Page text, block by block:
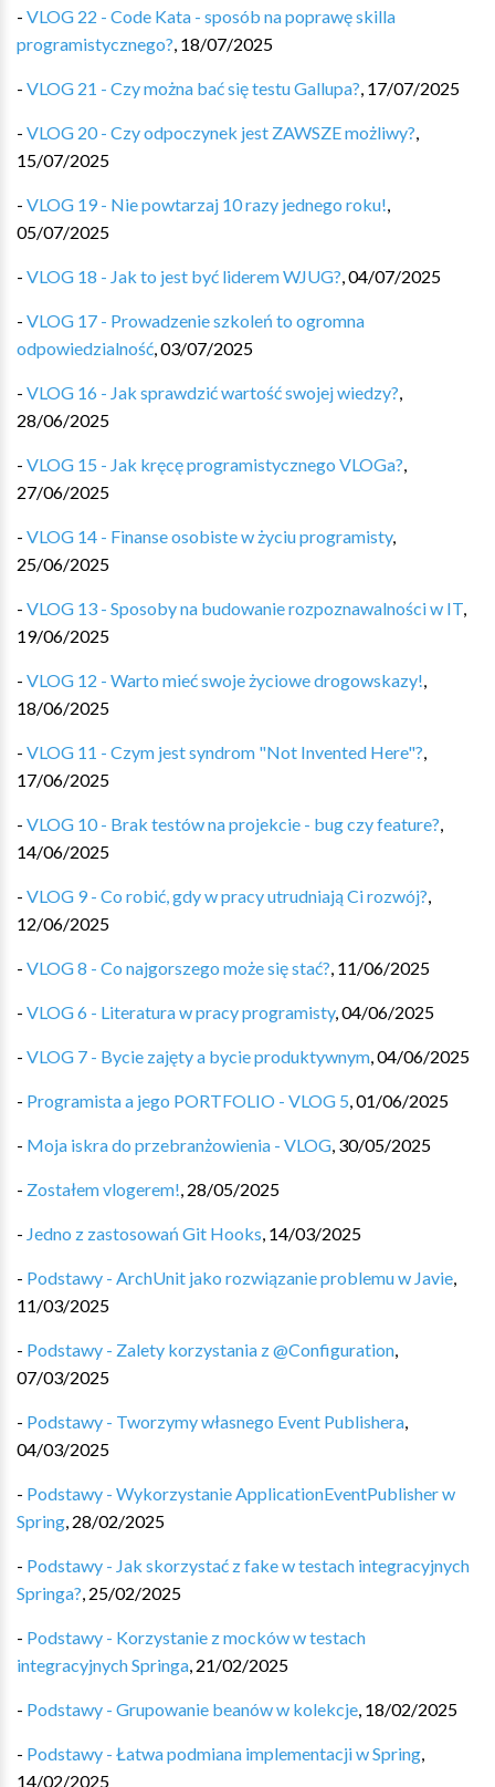
- VLOG 22 - Code Kata - sposób na poprawę skilla
programistycznego?, 18/07/2025
- VLOG 21 - Czy można bać się testu Gallupa?, 17/07/2025
- VLOG 20 - Czy odpoczynek jest ZAWSZE możliwy?,
15/07/2025
- VLOG 19 - Nie powtarzaj 10 razy jednego roku!,
05/07/2025
- VLOG 18 - Jak to jest być liderem WJUG?,04/07/2025
- VLOG 17 - Prowadzenie szkoleń to ogromna
odpowiedzialność,03/07/2025
- VLOG 16 - Jak sprawdzić wartość swojej wiedzy?,
28/06/2025
- VLOG 15 - Jak kręcę programistycznego VLOGa?,
27/06/2025
- VLOG 14 - Finanse osobiste w życiu programisty,
25/06/2025
- VLOG 13 - Sposoby na budowanie rozpoznawalności w IT,
19/06/2025
- VLOG 12 - Warto mieć swoje życiowe drogowskazy!,
18/06/2025
- VLOG 11 - Czym jest syndrom "Not Invented Here"?,
17/06/2025
- VLOG 10 - Brak testów na projekcie - bug czy feature?,
14/06/2025
- VLOG 9 - Co robić, gdy w pracy utrudniają Ci rozwój?,
12/06/2025
- VLOG 8 - Co najgorszego może się stać?, 11/06/2025
- VLOG 6 - Literatura w pracy programisty,04/06/2025
- VLOG 7 - Bycie zajęty a bycie produktywnym,04/06/2025
- Programista a jego PORTFOLIO - VLOG 5,01/06/2025
- Moja iskra do przebranżowienia - VLOG, 30/05/2025
- Zostałem vlogerem!, 28/05/2025
- Jedno z zastosowań Git Hooks, 14/03/2025
- Podstawy - ArchUnit jako rozwiązanie problemu w Javie,
11/03/2025
- Podstawy - Zalety korzystania z @Configuration,
07/03/2025
- Podstawy - Tworzymy własnego Event Publishera,
04/03/2025
- Podstawy - Wykorzystanie ApplicationEventPublisher w
Spring, 28/02/2025
- Podstawy - Jak skorzystać z fake w testach integracyjnych
Springa?, 25/02/2025
- Podstawy - Korzystanie z mocków w testach
integracyjnych Springa, 21/02/2025
- Podstawy - Grupowanie beanów w kolekcje, 18/02/2025
- Podstawy - Łatwa podmiana implementacji w Spring,
14/02/2025